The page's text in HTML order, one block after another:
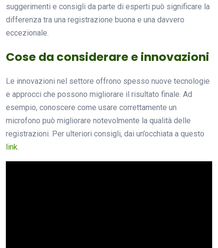
suggerimenti e consigli da parte di esperti può significare la
differenza tra una registrazione buona e una davvero
eccezionale.
Cose da considerare e innovazioni
Le innovazioni nel settore offrono spesso nuove tecnologie
e approcci che possono migliorare il risultato finale. Ad
esempio, conoscere come usare correttamente un
microfono può migliorare notevolmente la qualità delle
registrazioni. Per ulteriori consigli, dai un’occhiata a questo
link.